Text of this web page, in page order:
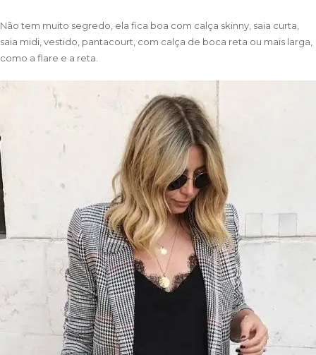
Não tem muito segredo, ela fica boa com calça skinny, saia curta,
saia midi, vestido, pantacourt, com calça de boca reta ou mais larga,
como a flare e a reta.